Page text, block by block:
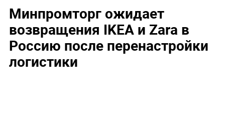
Минпромторг ожидает
возвращения IKEA и Zara в
Россию после перенастройки
логистики